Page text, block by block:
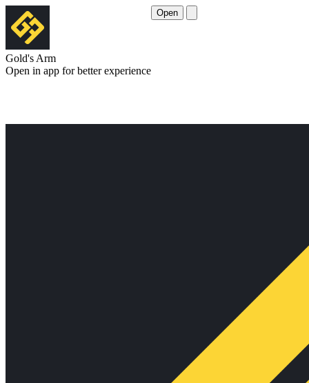
Gold's Arm
Open in app for better experience
Open